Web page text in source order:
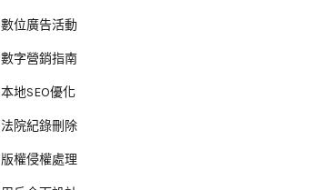
數位廣告活動
數字營銷指南
本地SEO優化
法院紀錄刪除
版權侵權處理